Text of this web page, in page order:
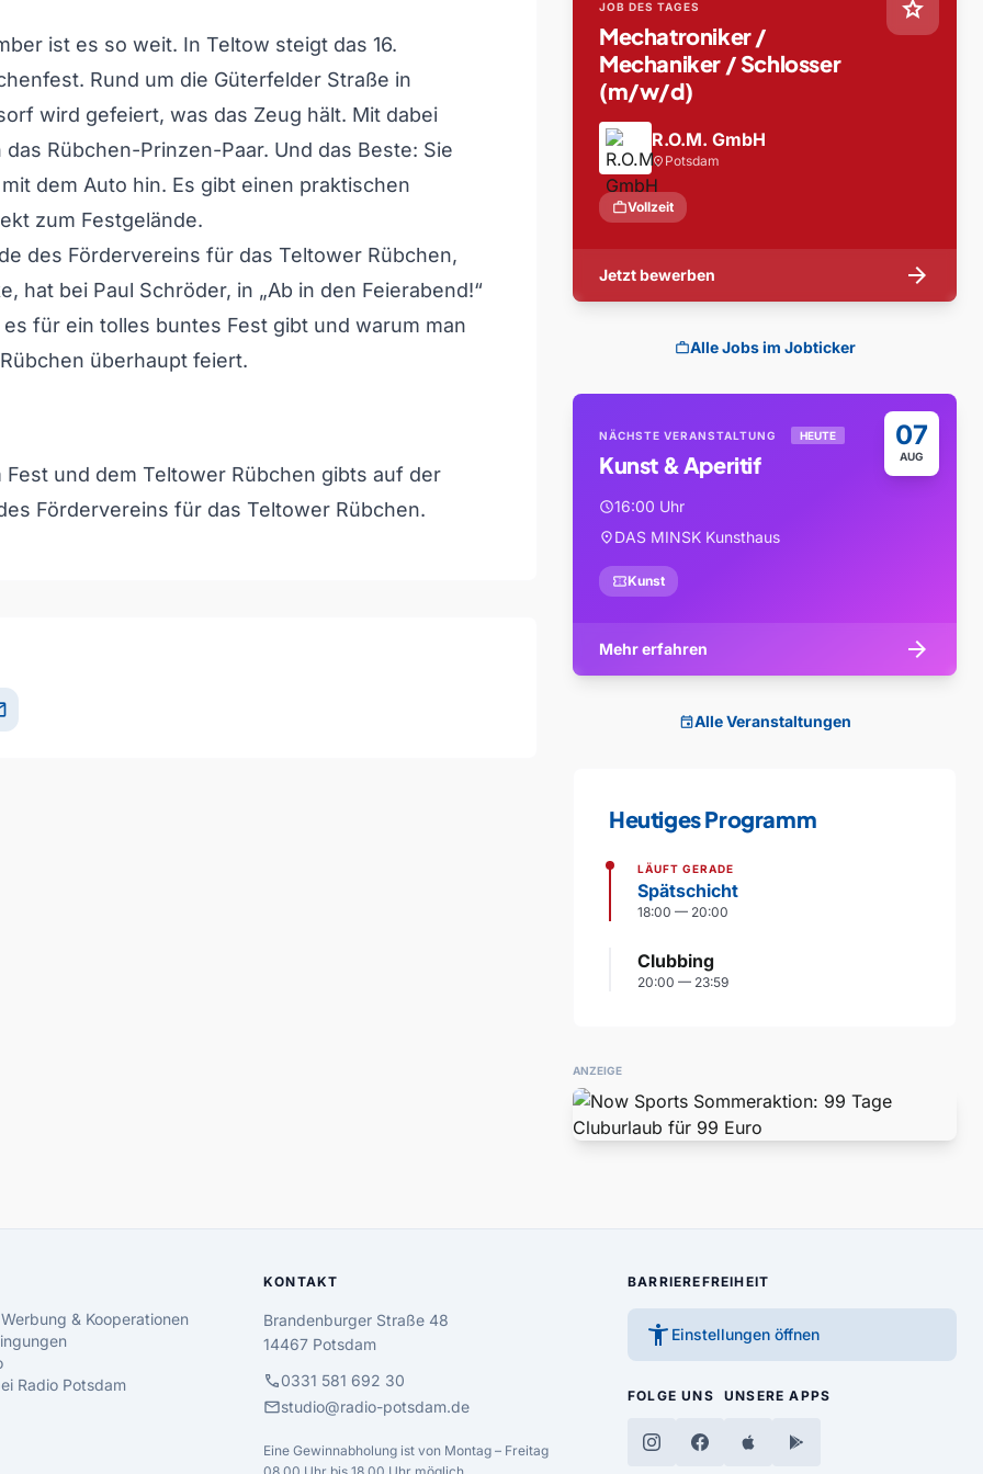
ist es so weit. In Teltow steigt das 16.
Rund um die Güterfelder Straße in
wird gefeiert, was das Zeug hält. Mit dabei
das Rübchen-Prinzen-Paar. Und das Beste: Sie
dem Auto hin. Es gibt einen praktischen
zum Festgelände.
des Fördervereins für das Teltower Rübchen,
hat bei Paul Schröder, in „Ab in den Feierabend!“
für ein tolles buntes Fest gibt und warum man
überhaupt feiert.
Fest und dem Teltower Rübchen gibts auf der
Fördervereins für das Teltower Rübchen.
star
JOB DES TAGES
Mechatroniker /
Mechaniker / Schlosser
(m/w/d)
R.O.M. GmbH
location_on Potsdam
workVollzeit
Jetzt bewerben arrow_forward
workAlle Jobs im Jobticker
07
AUG
NÄCHSTE VERANSTALTUNG HEUTE
Kunst & Aperitif
schedule16:00 Uhr
location_onDAS MINSK Kunsthaus
confirmation_numberKunst
Mehr erfahren arrow_forward
eventAlle Veranstaltungen
Heutiges Programm
LÄUFT GERADE
Spätschicht
18:00 — 20:00
Clubbing
20:00 — 23:59
ANZEIGE
& Kooperationen
Radio Potsdam
KONTAKT
Brandenburger Straße 48
14467 Potsdam
call0331 581 692 30
mailstudio@radio-potsdam.de
Eine Gewinnabholung ist von Montag – Freitag
BARRIEREFREIHEIT
accessibility_new Einstellungen öffnen
FOLGE UNS UNSERE APPS